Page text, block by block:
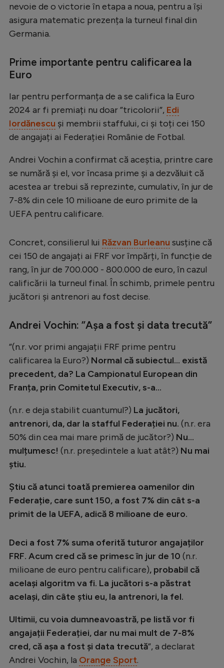
Auto
Rugby
Alte sporturi
JO 2026
Creează cont
nevoie de o victorie în etapa a noua, pentru a își
asigura matematic prezența la turneul final din
Germania.
Prime importante pentru calificarea la
Euro
Iar pentru performanța de a se califica la Euro
2024 ar fi premiați nu doar ”tricolorii”, Edi
Iordănescu și membrii staffului, ci și toți cei 150
de angajați ai Federației Românie de Fotbal.
Andrei Vochin a confirmat că aceștia, printre care
se numără și el, vor încasa prime și a dezvăluit că
acestea ar trebui să reprezinte, cumulativ, în jur de
7-8% din cele 10 milioane de euro primite de la
UEFA pentru calificare.
Concret, consilierul lui Răzvan Burleanu susține că
cei 150 de angajați ai FRF vor împărți, în funcție de
rang, în jur de 700.000 - 800.000 de euro, în cazul
calificării la turneul final. În schimb, primele pentru
jucători și antrenori au fost decise.
Andrei Vochin: ”Așa a fost și data trecută”
”(n.r. vor primi angajații FRF prime pentru
calificarea la Euro?) Normal că subiectul... există
precedent, da? La Campionatul European din
Franța, prin Comitetul Executiv, s-a...
(n.r. e deja stabilit cuantumul?) La jucători,
antrenori, da, dar la stafful Federației nu. (n.r. era
50% din cea mai mare primă de jucător?) Nu...
mulțumesc! (n.r. președintele a luat atât?) Nu mai
știu.
Știu că atunci toată premierea oamenilor din
Federație, care sunt 150, a fost 7% din cât s-a
primit de la UEFA, adică 8 milioane de euro.
Deci a fost 7% suma oferită tuturor angajaților
FRF. Acum cred că se primesc în jur de 10 (n.r.
milioane de euro pentru calificare), probabil că
același algoritm va fi. La jucători s-a păstrat
același, din câte știu eu, la antrenori, la fel.
Ultimii, cu voia dumneavoastră, pe listă vor fi
angajații Federației, dar nu mai mult de 7-8%
cred, că așa a fost și data trecută”, a declarat
Andrei Vochin, la Orange Sport.